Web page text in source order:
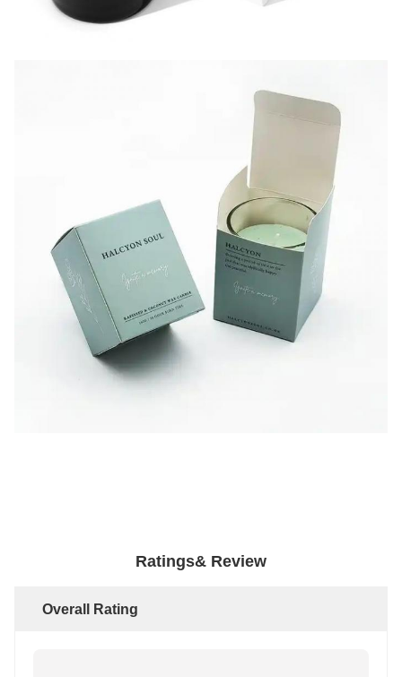
Ratings& Review
Overall Rating